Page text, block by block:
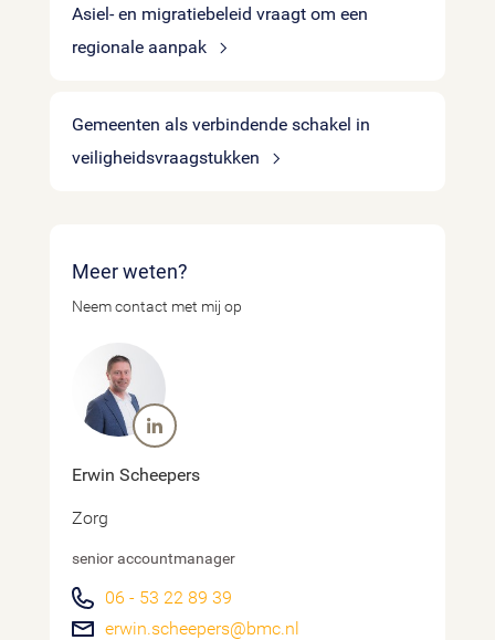
Asiel- en migratiebeleid vraagt om een
regionale aanpak
Gemeenten als verbindende schakel in
veiligheidsvraagstukken
Meer weten?
Neem contact met mij op
Erwin Scheepers
Zorg
senior accountmanager
06 - 53 22 89 39
erwin.scheepers@bmc.nl